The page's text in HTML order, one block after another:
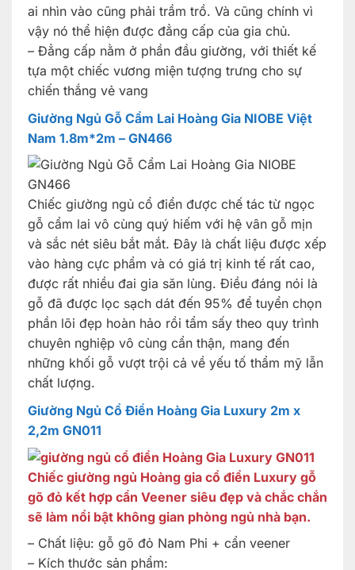
ai nhìn vào cũng phải trầm trồ. Và cũng chính vì
vậy nó thể hiện được đẳng cấp của gia chủ.
– Đẳng cấp nằm ở phần đầu giường, với thiết kế
tựa một chiếc vương miện tượng trưng cho sự
chiến thắng vẻ vang
Giường Ngủ Gỗ Cẩm Lai Hoàng Gia NIOBE Việt
Nam 1.8m*2m – GN466
Chiếc giường ngủ cổ điển được chế tác từ ngọc
gỗ cẩm lai vô cùng quý hiếm với hệ vân gỗ mịn
và sắc nét siêu bắt mắt. Đây là chất liệu được xếp
vào hàng cực phẩm và có giá trị kinh tế rất cao,
được rất nhiều đai gia săn lùng. Điều đáng nói là
gỗ đã được lọc sạch dát đến 95% để tuyển chọn
phần lõi đẹp hoàn hảo rồi tẩm sấy theo quy trình
chuyên nghiệp vô cùng cẩn thận, mang đến
những khối gỗ vượt trội cả về yếu tố thẩm mỹ lẫn
chất lượng.
Giường Ngủ Cổ Điển Hoàng Gia Luxury 2m x
2,2m GN011
Chiếc giường ngủ Hoàng gia cổ điển Luxury gỗ
gõ đỏ kết hợp cẩn Veener siêu đẹp và chắc chắn
sẽ làm nổi bật không gian phòng ngủ nhà bạn.
– Chất liệu: gỗ gõ đỏ Nam Phi + cẩn veener
– Kích thước sản phẩm: